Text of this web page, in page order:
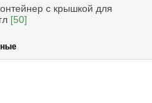
с крышкой для
[50]